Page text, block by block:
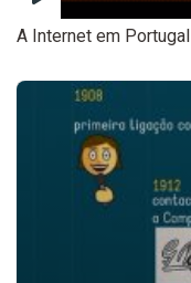
A Internet em Portugal